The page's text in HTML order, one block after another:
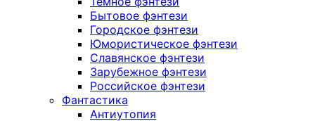
Бытовое фэнтези
Городское фэнтези
Юмористическое фэнтези
Славянское фэнтези
Зарубежное фэнтези
Российское фэнтези
Фантастика
Антиутопия